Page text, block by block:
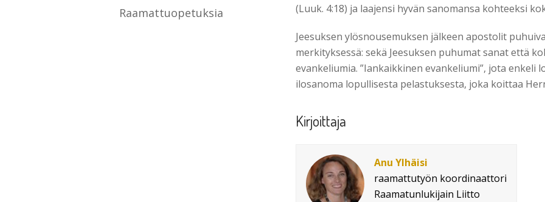
(Luuk. 4:18) ja laajensi hyvän sanomansa kohteeksi
Jeesuksen ylösnousemuksen jälkeen apostolit
merkityksessä: sekä Jeesuksen puhumat sanat että
evankeliumia. ”Iankaikkinen evankeliumi”, jota enkeli
ilosanoma lopullisesta pelastuksesta, joka koittaa
Kirjoittaja
Anu Ylhäisi
raamattutyön koordinaattori
Raamatunlukijain Liitto
Raamattuopetuksia